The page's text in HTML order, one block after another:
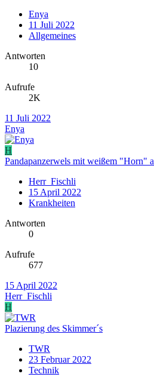
Enya
11 Juli 2022
Allgemeines
Antworten
10
Aufrufe
2K
11 Juli 2022
Enya
H
Pandapanzerwels mit weißem "Horn"
Herr_Fischli
15 April 2022
Krankheiten
Antworten
0
Aufrufe
677
15 April 2022
Herr_Fischli
H
Plazierung des Skimmer´s
TWR
23 Februar 2022
Technik